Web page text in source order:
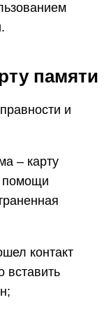
памяти
и
– карту
помощи
контакт
вставить